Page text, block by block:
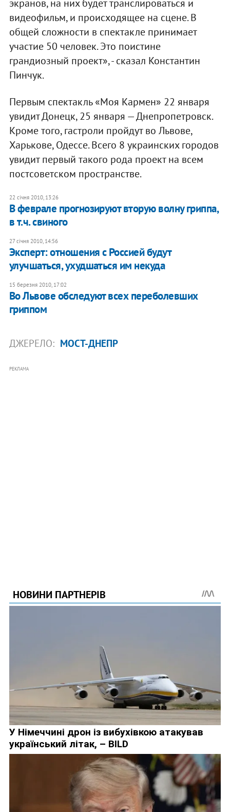
экранов, на них будет транслироваться и
видеофильм, и происходящее на сцене. В
общей сложности в спектакле принимает
участие 50 человек. Это поистине
грандиозный проект», - сказал Константин
Пинчук.
Первым спектакль «Моя Кармен» 22 января
увидит Донецк, 25 января — Днепропетровск.
Кроме того, гастроли пройдут во Львове,
Харькове, Одессе. Всего 8 украинских городов
увидит первый такого рода проект на всем
постсоветском пространстве.
22 січня 2010, 13:26
В феврале прогнозируют вторую волну гриппа,
в т.ч. свиного
27 січня 2010, 14:56
Эксперт: отношения с Россией будут
улучшаться, ухудшаться им некуда
15 березня 2010, 17:02
Во Львове обследуют всех переболевших
гриппом
ДЖЕРЕЛО: МОСТ-ДНЕПР
РЕКЛАМА